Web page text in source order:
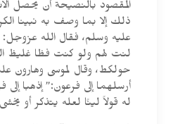
المقصود بالنصيحة أن يحصل
ذلك إلا بما وصف به نبينا
عليه وسلم، فقال الله عزوجل:
لنت لهم ولو كنت فظا غليظ
حولكط، وقال لموسى وهارون
أرسلهما إلى فرعون:” إذهبا إلى
له قولاً لينًا لعله يتذكر أو